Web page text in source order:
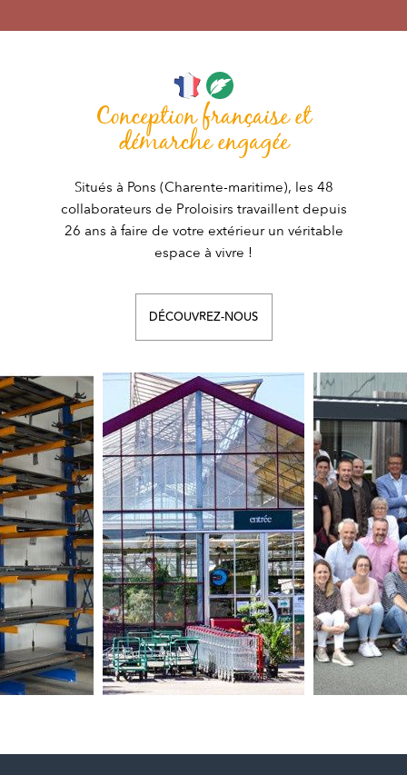
Conception française et
démarche engagée
Situés à Pons (Charente-maritime), les 48
collaborateurs de Proloisirs travaillent depuis
26 ans à faire de votre extérieur un véritable
espace à vivre !
DÉCOUVREZ-NOUS